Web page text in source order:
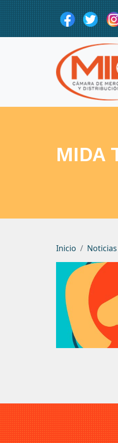
MIDA
Inicio Noticias